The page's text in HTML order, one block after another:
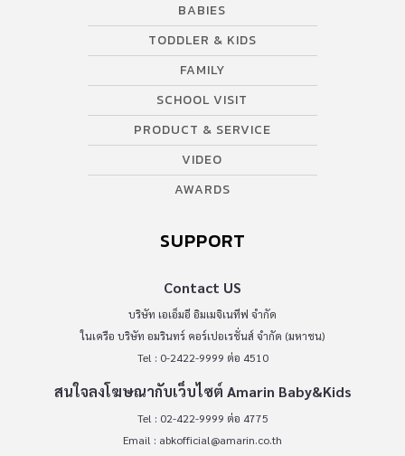
BABIES
TODDLER & KIDS
FAMILY
SCHOOL VISIT
PRODUCT & SERVICE
VIDEO
AWARDS
SUPPORT
Contact US
บริษัท เอเอ็มอี อิมเมจิเนทีฟ จำกัด
ในเครือ บริษัท อมรินทร์ คอร์เปอเรชั่นส์ จำกัด (มหาชน)
Tel : 0-2422-9999 ต่อ 4510
สนใจลงโฆษณากับเว็บไซต์ Amarin Baby&Kids
Tel : 02-422-9999 ต่อ 4775
Email : abkofficial@amarin.co.th